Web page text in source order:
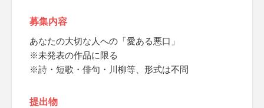
募集内容
あなたの大切な人への「愛ある悪口」
※未発表の作品に限る
※詩・短歌・俳句・川柳等、形式は不問
提出物